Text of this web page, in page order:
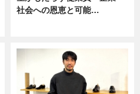
社会への恩恵と可能…